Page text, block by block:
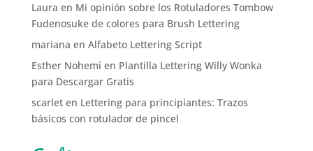
Laura en Mi opinión sobre los Rotuladores Tombow
Fudenosuke de colores para Brush Lettering
mariana en Alfabeto Lettering Script
Esther Nohemíen Plantilla Lettering Willy Wonka
para Descargar Gratis
scarleten Lettering para principiantes: Trazos
básicos con rotulador de pincel